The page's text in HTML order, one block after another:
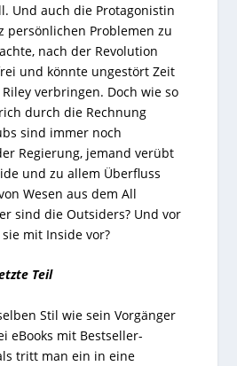
Und auch die Protagonistin
persönlichen Problemen zu
nach der Revolution
und könnte ungestört Zeit
verbringen. Doch wie so
durch die Rechnung
sind immer noch
Regierung, jemand verübt
und zu allem Überfluss
Wesen aus dem All
sind die Outsiders? Und vor
mit Inside vor?
Teil
Stil wie sein Vorgänger
eBooks mit Bestseller-
tritt man ein in eine